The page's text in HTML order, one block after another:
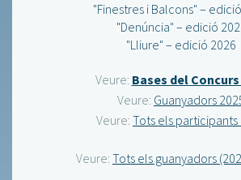
"Finestres i Balcons" –
"Denúncia" – edició
"Lliure" – edició 2026
Veure: Bases del Concurs
Veure: Guanyadors
Veure: Tots els participants
Veure: Tots els guanyadors